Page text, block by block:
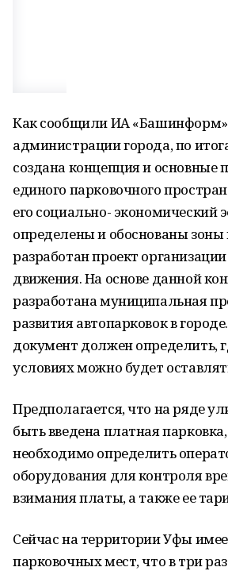
Как сообщили ИА
администрации города, по
создана концепция и основные
единого парковочного
его социально- экономический
определены и обоснованы зоны
разработан проект
движения. На основе данной
разработана муниципальная
развития автопарковок в
документ должен определить,
условиях можно будет
Предполагается, что на ряде
быть введена платная
необходимо определить
оборудования для контроля
взимания платы, а также ее
Сейчас на территории Уфы
парковочных мест, что в три